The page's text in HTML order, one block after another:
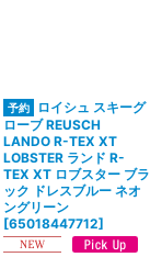
ロイシュ スキーグ
ローブ REUSCH
LANDO R-TEX XT
LOBSTER ランド R-
TEX XT ロブスター ブラ
ック ドレスブルー ネオ
ングリーン
[65018447712]